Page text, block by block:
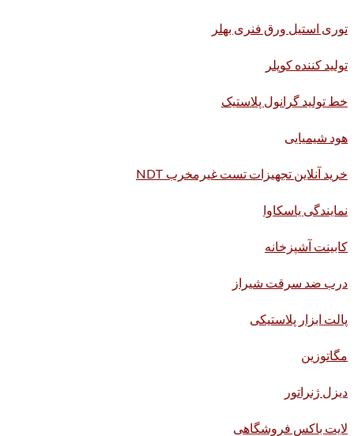
توری استیل ورق فنری بهلر
تولید کننده کوپلر
خط تولید گرانول پلاستیک
هود شیمیایی
خرید آنلاین تجهیزات تست غیرمخرب NDT
نمایندگی یاسکاوا
کابینت آشپزخانه
درب ضد سرقت شیراز
پالت ابزار پلاستیکی
مگاتوزین
دیزل ژنراتور
لایت باکس فروشگاهی